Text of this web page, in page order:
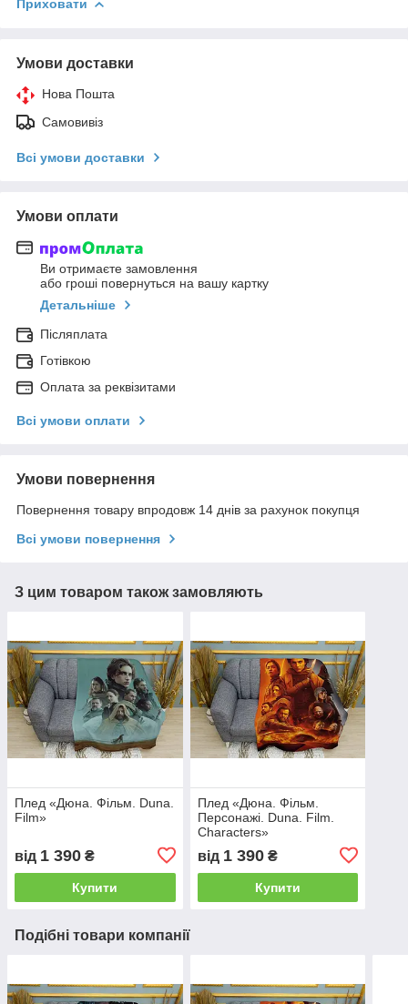
Приховати
Умови доставки
Нова Пошта
Самовивіз
Всі умови доставки
Умови оплати
Ви отримаєте замовлення
або гроші повернуться на вашу картку
Детальніше
Післяплата
Готівкою
Оплата за реквізитами
Всі умови оплати
Умови повернення
Повернення товару впродовж 14 днів за рахунок покупця
Всі умови повернення
З цим товаром також замовляють
Плед «Дюна. Фільм. Duna.
Film»
від 1 390 ₴
Купити
Плед «Дюна. Фільм.
Персонажі. Duna. Film.
Characters»
від 1 390₴
Купити
Подібні товари компанії